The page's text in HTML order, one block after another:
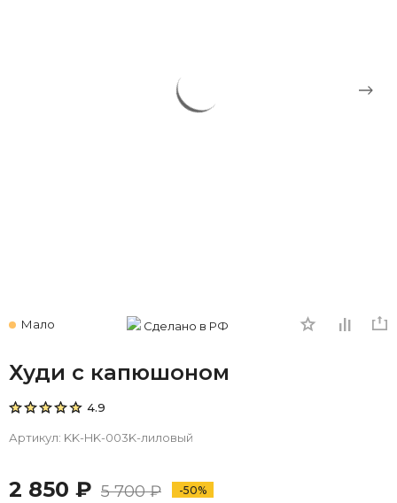
Мало Сделано в РФ
Худи с капюшоном
4.9
Артикул: KK-HK-003K-лиловый
2 850 ₽ 5 700 ₽ -50%